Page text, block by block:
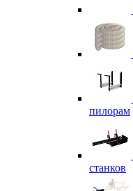
пилорам
станков